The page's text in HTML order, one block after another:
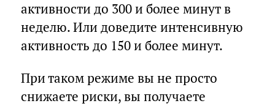
активности до 300 и более минут в
неделю. Или доведите интенсивную
активность до 150 и более минут.
При таком режиме вы не просто
снижаете риски, вы получаете